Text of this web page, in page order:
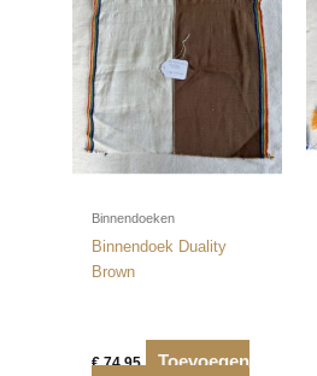
Binnendoeken
Binnendoek Duality
Brown
€74,95
Toevoegen